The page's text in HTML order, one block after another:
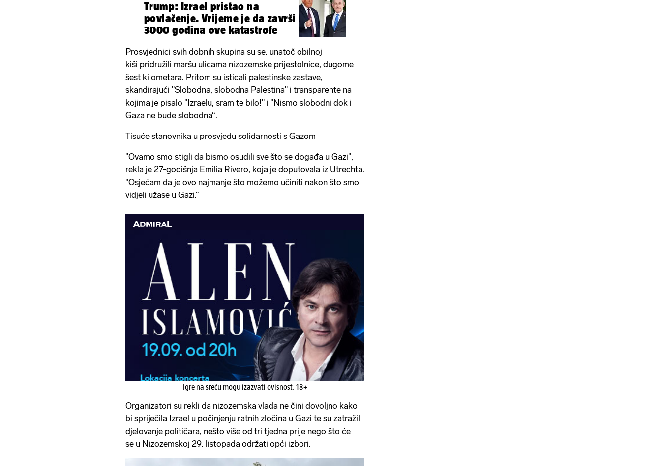
Trump: Izrael pristao na
povlačenje. Vrijeme je da završi
3000 godina ove katastrofe
Prosvjednici svih dobnih skupina su se, unatoč obilnoj
kiši pridružili maršu ulicama nizozemske prijestolnice, dugome
šest kilometara. Pritom su isticali palestinske zastave,
skandirajući "Slobodna, slobodna Palestina" i transparente na
kojima je pisalo "Izraelu, sram te bilo!" i "Nismo slobodni dok i
Gaza ne bude slobodna“.
Tisuće stanovnika u prosvjedu solidarnosti s Gazom
"Ovamo smo stigli da bismo osudili sve što se događa u Gazi",
rekla je 27-godišnja Emilia Rivero, koja je doputovala iz Utrechta.
"Osjećam da je ovo najmanje što možemo učiniti nakon što smo
vidjeli užase u Gazi.“
Igre na sreću mogu izazvati ovisnost. 18+
Organizatori su rekli da nizozemska vlada ne čini dovoljno kako
bi spriječila Izrael u počinjenju ratnih zločina u Gazi te su zatražili
djelovanje političara, nešto više od tri tjedna prije nego što će
se u Nizozemskoj 29. listopada održati opći izbori.